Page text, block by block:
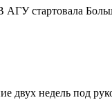
АГУ стартовала
двух недель под